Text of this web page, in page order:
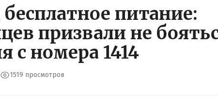
питание:
призвали не
с номера 1414
1519 просмотров